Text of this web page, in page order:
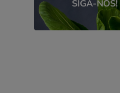
SIGA-NOS!